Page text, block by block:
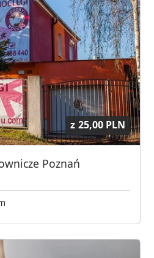
z 25,00 PLN
Poznań